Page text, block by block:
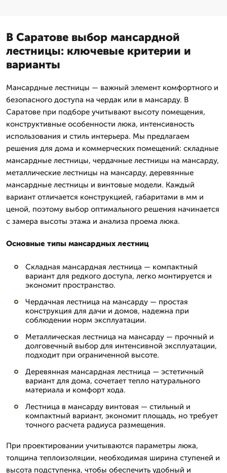
В Саратове выбор мансардной
лестницы: ключевые критерии и
варианты
Мансардные лестницы — важный элемент комфортного и
безопасного доступа на чердак или в мансарду. В
Саратове при подборе учитывают высоту помещения,
конструктивные особенности люка, интенсивность
использования и стиль интерьера. Мы предлагаем
решения для дома и коммерческих помещений: складные
мансардные лестницы, чердачные лестницы на мансарду,
металлические лестницы на мансарду, деревянные
мансардные лестницы и винтовые модели. Каждый
вариант отличается конструкцией, габаритами в мм и
ценой, поэтому выбор оптимального решения начинается
с замера высоты этажа и анализа проема люка.
Основные типы мансардных лестниц
Складная мансардная лестница — компактный
вариант для редкого доступа, легко монтируется и
экономит пространство.
Чердачная лестница на мансарду — простая
конструкция для дачи и домов, надежна при
соблюдении норм эксплуатации.
Металлическая лестница на мансарду — прочный и
долговечный выбор для интенсивной эксплуатации,
подходит при ограниченной высоте.
Деревянная мансардная лестница — эстетичный
вариант для дома, сочетает тепло натурального
материала и комфорт хода.
Лестница в мансарду винтовая — стильный и
компактный вариант, экономит площадь, но требует
точного расчета радиуса размещения.
При проектировании учитываются параметры люка,
толщина теплоизоляции, необходимая ширина ступеней и
высота подступенка, чтобы обеспечить удобный и